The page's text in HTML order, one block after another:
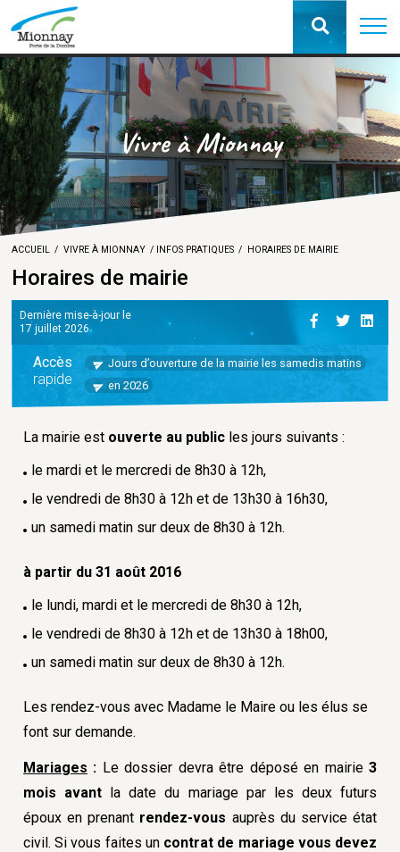
Vivre à Mionnay
ACCUEIL VIVRE À MIONNAY INFOS PRATIQUES HORAIRES DE MAIRIE
Horaires de mairie
Dernière mise-à-jour le
17 juillet 2026
Accès
rapide
Jours d’ouverture de la mairie les samedis matins
en 2026
La mairie est ouverte au public les jours suivants :
le mardi et le mercredi de 8h30 à 12h,
le vendredi de 8h30 à 12h et de 13h30 à 16h30,
un samedi matin sur deux de 8h30 à 12h.
à partir du 31 août 2016
le lundi, mardi et le mercredi de 8h30 à 12h,
le vendredi de 8h30 à 12h et de 13h30 à 18h00,
un samedi matin sur deux de 8h30 à 12h.
Les rendez-vous avec Madame le Maire ou les élus se
font sur demande.
Mariages : Le dossier devra être déposé en mairie 3
mois avant la date du mariage par les deux futurs
époux en prenant rendez-vous auprès du service état
civil. Si vous faites un contrat de mariage vous devez